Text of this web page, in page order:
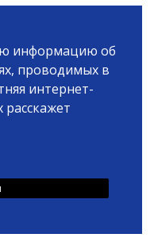
информацию об
проводимых в
интернет-
расскажет